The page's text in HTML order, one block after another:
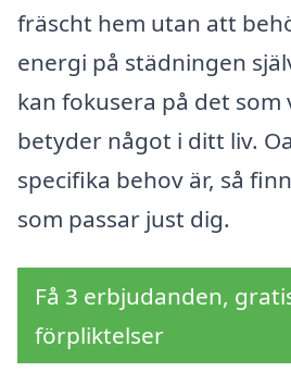
fräscht hem utan att
energi på städningen
kan fokusera på det som
betyder något i ditt liv.
specifika behov är, så
som passar just dig.
Få 3 erbjudanden,
förpliktelser